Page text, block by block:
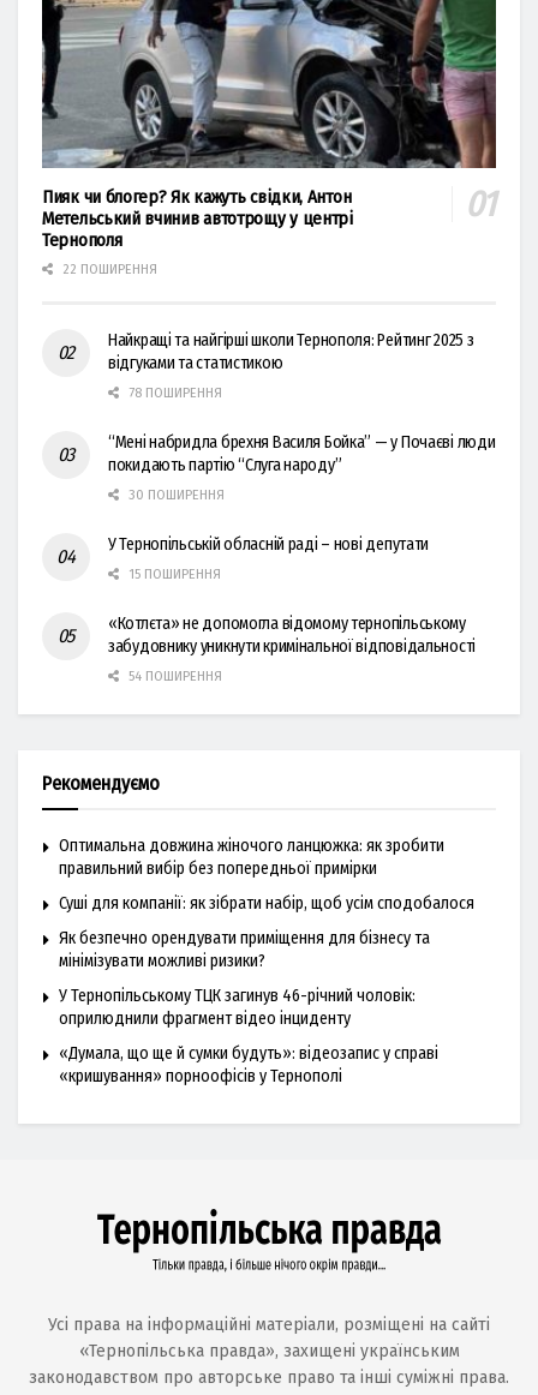
Пияк чи блогер? Як кажуть свідки, Антон
Метельський вчинив автотрощу у центрі
Тернополя
22 ПОШИРЕННЯ
Найкращі та найгірші школи Тернополя: Рейтинг 2025 з
відгуками та статистикою
78 ПОШИРЕННЯ
“Мені набридла брехня Василя Бойка” — у Почаєві люди
покидають партію “Слуга народу”
30 ПОШИРЕННЯ
У Тернопільській обласній раді – нові депутати
15 ПОШИРЕННЯ
«Котлєта» не допомогла відомому тернопільському
забудовнику уникнути кримінальної відповідальності
54 ПОШИРЕННЯ
Рекомендуємо
Оптимальна довжина жіночого ланцюжка: як зробити
правильний вибір без попередньої примірки
Суші для компанії: як зібрати набір, щоб усім сподобалося
Як безпечно орендувати приміщення для бізнесу та
мінімізувати можливі ризики?
У Тернопільському ТЦК загинув 46-річний чоловік:
оприлюднили фрагмент відео інциденту
«Думала, що ще й сумки будуть»: відеозапис у справі
«кришування» порноофісів у Тернополі
Усі права на інформаційні матеріали, розміщені на сайті
«Тернопільська правда», захищені українським
законодавством про авторське право та інші суміжні права.